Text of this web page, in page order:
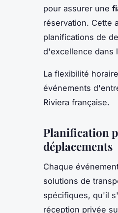
pour assurer une
réservation. Cette
planifications de
d'excellence dans
La flexibilité
événements
Riviera française.
Planification
déplacements
Chaque
solutions de
spécifiques, qu'il
réception privée